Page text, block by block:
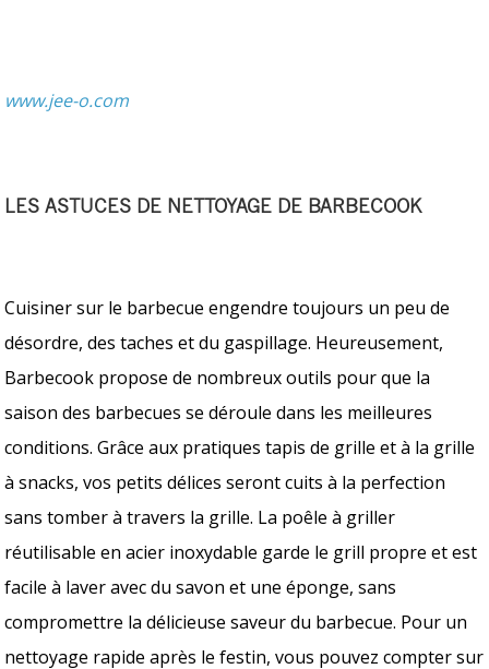
www.jee-o.com
LES ASTUCES DE NETTOYAGE DE BARBECOOK
Cuisiner sur le barbecue engendre toujours un peu de
désordre, des taches et du gaspillage. Heureusement,
Barbecook propose de nombreux outils pour que la
saison des barbecues se déroule dans les meilleures
conditions. Grâce aux pratiques tapis de grille et à la grille
à snacks, vos petits délices seront cuits à la perfection
sans tomber à travers la grille. La poêle à griller
réutilisable en acier inoxydable garde le grill propre et est
facile à laver avec du savon et une éponge, sans
compromettre la délicieuse saveur du barbecue. Pour un
nettoyage rapide après le festin, vous pouvez compter sur